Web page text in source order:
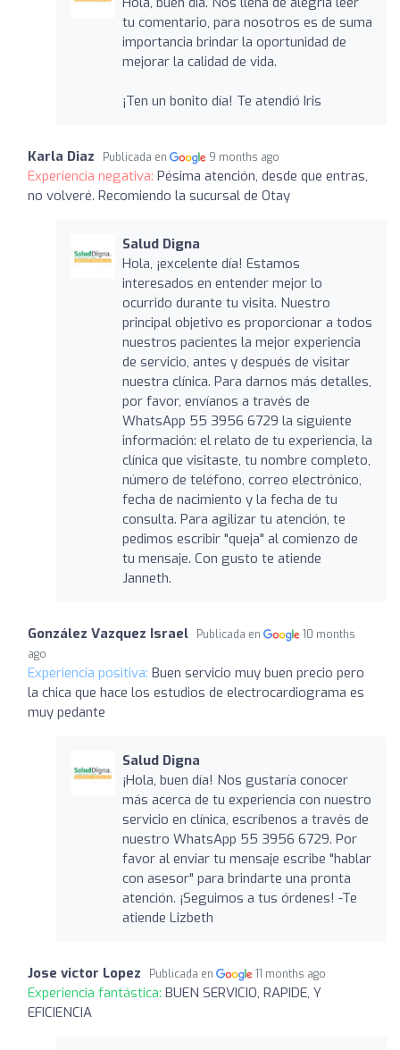
tu comentario, para nosotros es de suma
importancia brindar la oportunidad de
mejorar la calidad de vida.
¡Ten un bonito día! Te atendió Iris
Karla Diaz Publicada en 9 months ago
Experiencia negativa: Pésima atención, desde que entras,
no volveré. Recomiendo la sucursal de Otay
Salud Digna
Hola, ¡excelente día! Estamos
interesados en entender mejor lo
ocurrido durante tu visita. Nuestro
principal objetivo es proporcionar a todos
nuestros pacientes la mejor experiencia
de servicio, antes y después de visitar
nuestra clínica. Para darnos más detalles,
por favor, envíanos a través de
WhatsApp 55 3956 6729 la siguiente
información: el relato de tu experiencia, la
clínica que visitaste, tu nombre completo,
número de teléfono, correo electrónico,
fecha de nacimiento y la fecha de tu
consulta. Para agilizar tu atención, te
pedimos escribir "queja" al comienzo de
tu mensaje. Con gusto te atiende
Janneth.
González Vazquez Israel Publicada en
10 months
ago
Experiencia positiva: Buen servicio muy buen precio pero
la chica que hace los estudios de electrocardiograma es
muy pedante
Salud Digna
¡Hola, buen día! Nos gustaría conocer
más acerca de tu experiencia con nuestro
servicio en clínica, escríbenos a través de
nuestro WhatsApp 55 3956 6729. Por
favor al enviar tu mensaje escribe "hablar
con asesor" para brindarte una pronta
atención. ¡Seguimos a tus órdenes! -Te
atiende Lizbeth
Jose victor Lopez Publicada en 11 months ago
Experiencia fantástica: BUEN SERVICIO, RAPIDE, Y
EFICIENCIA